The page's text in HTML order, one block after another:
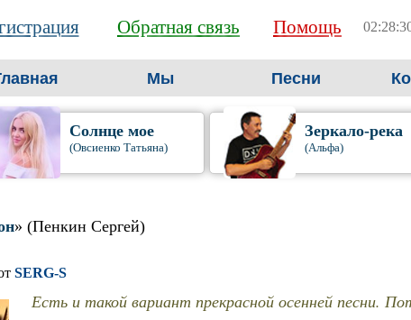
Обратная связь Помощь
Мы Песни
Солнце мое
(Овсиенко Татьяна)
Зеркало-река
(Альфа)
» (Пенкин Сергей)
SERG-S
Есть и такой вариант прекрасной осенней песни.